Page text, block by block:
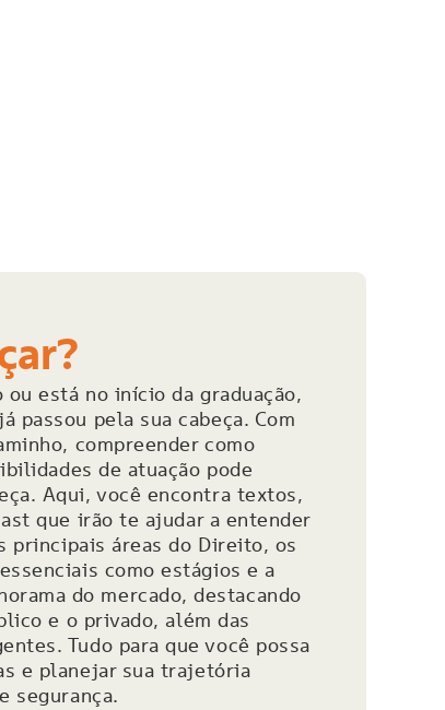
está no início da graduação,
passou pela sua cabeça. Com
compreender como
de atuação pode
Aqui, você encontra textos,
que irão te ajudar a entender
principais áreas do Direito, os
como estágios e a
do mercado, destacando
e o privado, além das
Tudo para que você possa
e planejar sua trajetória
segurança.